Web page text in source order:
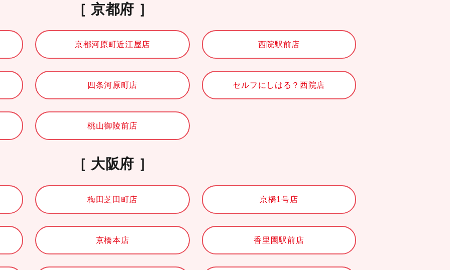
京都府
京都河原町近江屋店 西院駅前店
四条河原町店 セルフにしはる？西院店
桃山御陵前店
大阪府
梅田芝田町店 京橋1号店
京橋本店 香里園駅前店